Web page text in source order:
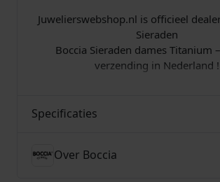
Juwelierswebshop.nl is officieel
Sieraden
Boccia Sieraden dames Titanium
verzending in Nederland !
Specificaties
Over Boccia